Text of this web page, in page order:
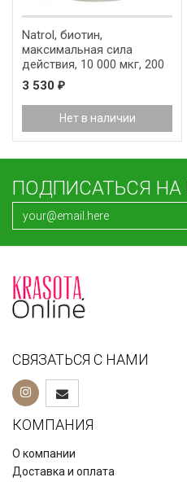
Natrol, биотин,
максимальная сила
действия, 10 000 мкг, 200
таблеток
3 530 ₽
Нет в наличии
ПОДПИСАТЬСЯ
СВЯЗАТЬСЯ С НАМИ
КОМПАНИЯ
О компании
Доставка и оплата